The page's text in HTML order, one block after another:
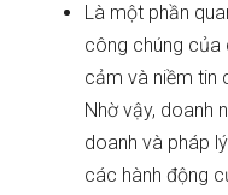
Là một phần
công chúng của
cảm và niềm tin
Nhờ vậy, doanh
doanh và pháp
các hành động